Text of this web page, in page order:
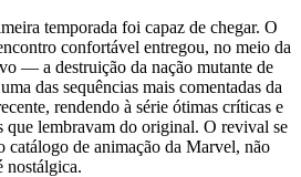
temporada foi capaz de chegar. O
confortável entregou, no meio da
— a destruição da nação mutante de
das sequências mais comentadas da
rendendo à série ótimas críticas e
que lembravam do original. O revival se
catálogo de animação da Marvel, não
nostálgica.